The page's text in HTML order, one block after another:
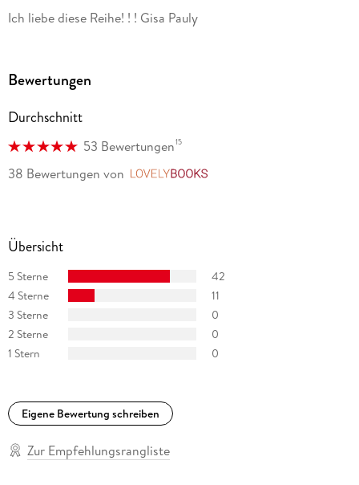
Ich liebe diese Reihe! ! ! Gisa Pauly
Bewertungen
Durchschnitt
53 Bewertungen15
38 Bewertungen von
Übersicht
5 Sterne
42
4 Sterne
11
3 Sterne
0
2 Sterne
0
1 Stern
0
Eigene Bewertung schreiben
Zur Empfehlungsrangliste